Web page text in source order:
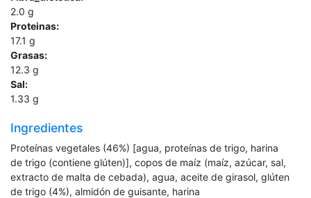
2.0 g
Proteinas:
17.1 g
Grasas:
12.3 g
Sal:
1.33 g
Ingredientes
Proteínas vegetales (46%) [agua, proteínas de trigo, harina
de trigo (contiene glúten)], copos de maíz (maíz, azúcar, sal,
extracto de malta de cebada), agua, aceite de girasol, glúten
de trigo (4%), almidón de guisante, harina